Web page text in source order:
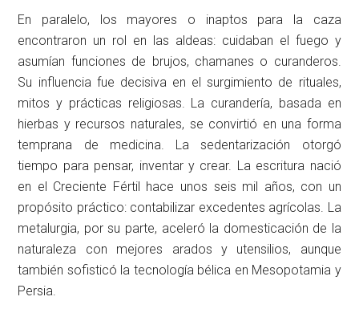
En paralelo, los mayores o inaptos para la caza
encontraron un rol en las aldeas: cuidaban el fuego y
asumían funciones de brujos, chamanes o curanderos.
Su influencia fue decisiva en el surgimiento de rituales,
mitos y prácticas religiosas. La curandería, basada en
hierbas y recursos naturales, se convirtió en una forma
temprana de medicina. La sedentarización otorgó
tiempo para pensar, inventar y crear. La escritura nació
en el Creciente Fértil hace unos seis mil años, con un
propósito práctico: contabilizar excedentes agrícolas. La
metalurgia, por su parte, aceleró la domesticación de la
naturaleza con mejores arados y utensilios, aunque
también sofisticó la tecnología bélica en Mesopotamia y
Persia.